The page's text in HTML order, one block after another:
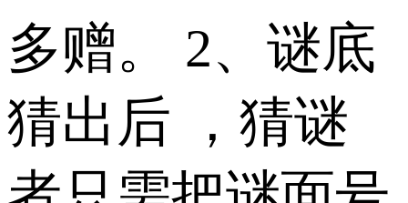
多赠。 2、谜底
猜出后 ，猜谜